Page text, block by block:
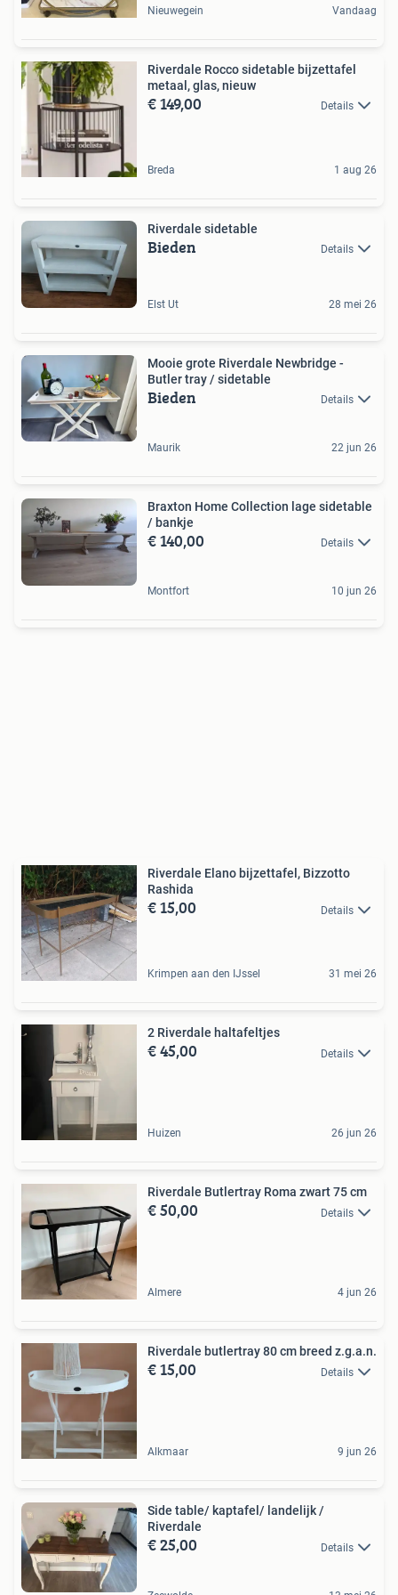
Nieuwegein Vandaag
Riverdale Rocco sidetable bijzettafel
metaal, glas, nieuw
€ 149,00 Details
Breda 1 aug 26
Riverdale sidetable
Bieden Details
Elst Ut 28 mei 26
Mooie grote Riverdale Newbridge -
Butler tray / sidetable
Bieden Details
Maurik 22 jun 26
Braxton Home Collection lage sidetable
/ bankje
€ 140,00 Details
Montfort 10 jun 26
Riverdale Elano bijzettafel, Bizzotto
Rashida
€ 15,00 Details
Krimpen aan den IJssel 31 mei 26
2 Riverdale haltafeltjes
€ 45,00 Details
Huizen 26 jun 26
Riverdale Butlertray Roma zwart 75 cm
€ 50,00 Details
Almere 4 jun 26
Riverdale butlertray 80 cm breed z.g.a.n.
€ 15,00 Details
Alkmaar 9 jun 26
Side table/ kaptafel/ landelijk /
Riverdale
€ 25,00 Details